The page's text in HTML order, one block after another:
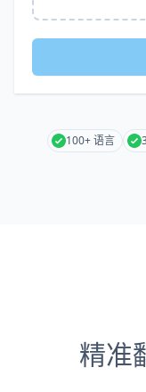
100+ 语言
精准